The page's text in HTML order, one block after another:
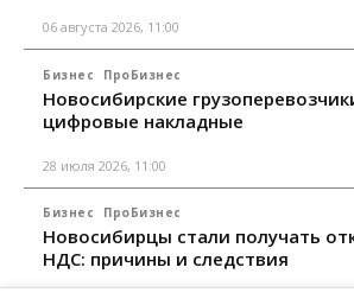
06 августа 2026, 11:00
Бизнес ПроБизнес
Новосибирские
цифровые накладные
28 июля 2026, 11:00
Бизнес ПроБизнес
Новосибирцы стали получать
НДС: причины и следствия